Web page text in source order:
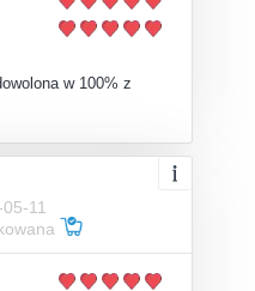
w 100% z
11